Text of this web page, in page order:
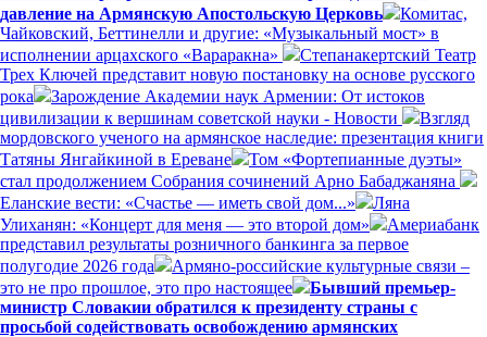
давление на Армянскую Апостольскую Церковь
Комитас,
Чайковский, Беттинелли и другие: «Музыкальный мост» в
исполнении арцахского «Вараракна»
Степанакертский Театр
Трех Ключей представит новую постановку на основе русского
рока
Зарождение Академии наук Армении: От истоков
цивилизации к вершинам советской науки - Новости
Взгляд
мордовского ученого на армянское наследие: презентация книги
Татяны Янгайкиной в Ереване
Том «Фортепианные дуэты»
стал продолжением Собрания сочинений Арно Бабаджаняна
Еланские вести: «Счастье — иметь свой дом...»
Ляна
Улиханян: «Концерт для меня — это второй дом»
Америабанк
представил результаты розничного банкинга за первое
полугодие 2026 года
Армяно-российские культурные связи –
это не про прошлое, это про настоящее
Бывший премьер-
министр Словакии обратился к президенту страны с
просьбой содействовать освобождению армянских